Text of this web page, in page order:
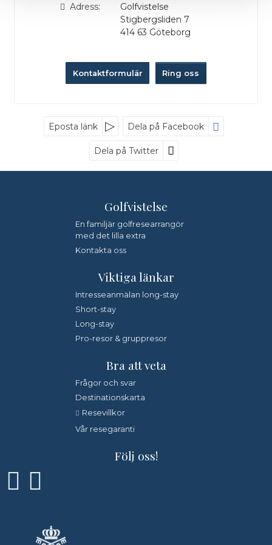
Adress:
Golfvistelse
Stigbergsliden 7
414 63 Göteborg
Kontaktformulär Ring oss
Nyhetsbrev
Fyll i denna kod. Detta används för att kontrollera att det
inte är en dator som fyller i formulär automatiskt.
Jag samtycker till dataskyddspolicyn.
Eposta länk Dela på Facebook
Dela på Twitter
Golfvistelse
En familjär golfresearrangör
med det lilla extra
Kontakta oss
Viktiga länkar
Intresseanmälan long-stay
Short-stay
Long-stay
Pro-resor & gruppresor
Bra att veta
Frågor och svar
Destinationskarta
Resevillkor
Vår resegaranti
Följ oss!